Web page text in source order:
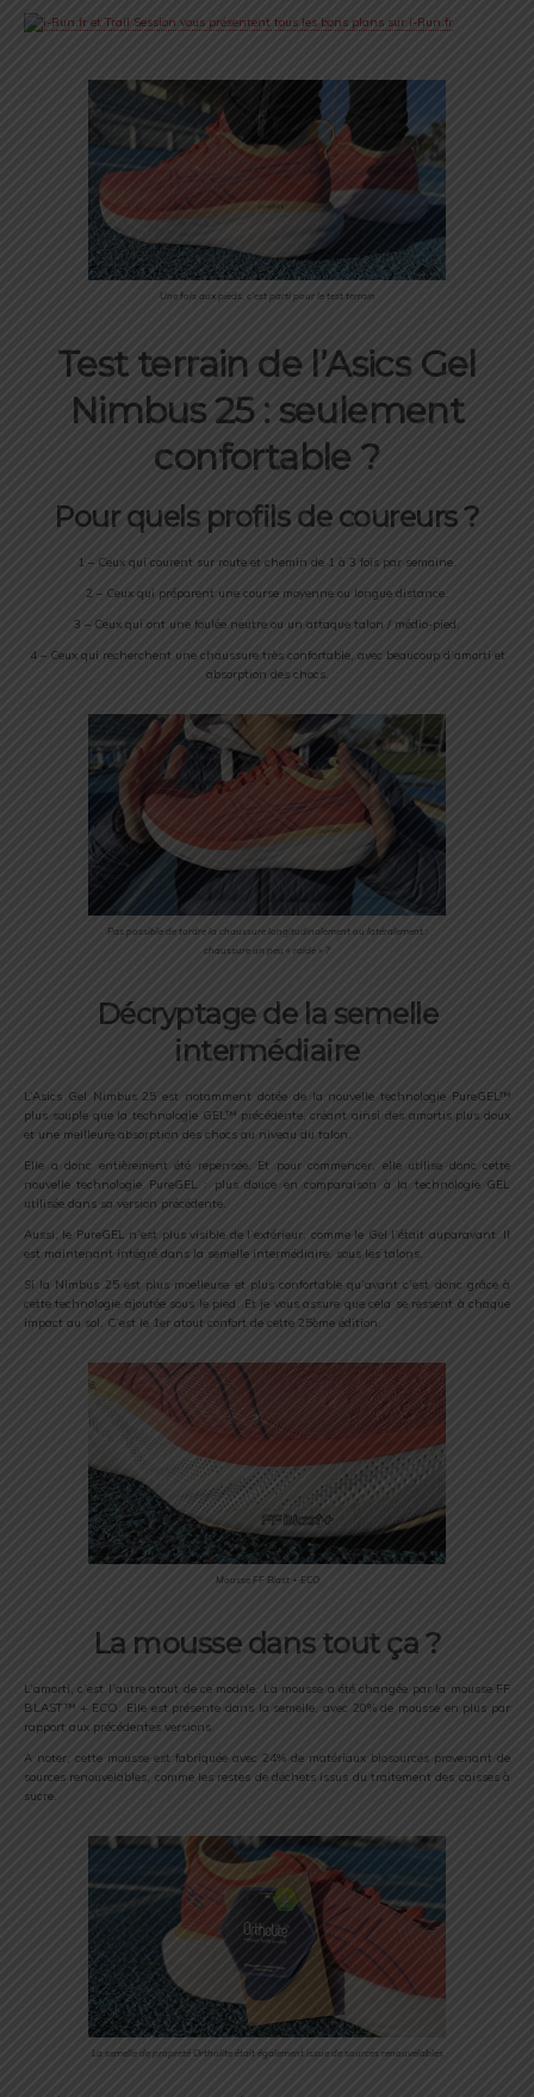
Une fois aux pieds, c’est parti pour le test terrain
Test terrain de l’Asics Gel
Nimbus 25 : seulement
confortable ?
Pour quels profils de coureurs ?
1 – Ceux qui courent sur route et chemin de 1 à 3 fois par semaine.
2 – Ceux qui préparent une course moyenne ou longue distance.
3 – Ceux qui ont une foulée neutre ou un attaque talon / médio-pied.
4 – Ceux qui recherchent une chaussure très confortable, avec beaucoup d’amorti et
absorption des chocs.
Pas possible de tordre la chaussure longitudinalement ou latéralement :
chaussure un peu « raide » ?
Décryptage de la semelle
intermédiaire
L’Asics Gel Nimbus 25 est notamment dotée de la nouvelle technologie PureGEL™
plus souple que la technologie GEL™ précédente, créant ainsi des amortis plus doux
et une meilleure absorption des chocs au niveau du talon.
Elle a donc entièrement été repensée. Et pour commencer, elle utilise donc cette
nouvelle technologie PureGEL : plus douce en comparaison à la technologie GEL
utilisée dans sa version précédente.
Aussi, le PureGEL n’est plus visible de l’extérieur, comme le Gel l’était auparavant. Il
est maintenant intégré dans la semelle intermédiaire, sous les talons.
Si la Nimbus 25 est plus moelleuse et plus confortable qu’avant c’est donc grâce à
cette technologie ajoutée sous le pied. Et je vous assure que cela se ressent à chaque
impact au sol. C’est le 1er atout confort de cette 25ème édition.
Mousse FF Blast + ECO
La mousse dans tout ça ?
L’amorti, c’est l’autre atout de ce modèle. La mousse a été changée par la mousse FF
BLAST™ + ECO. Elle est présente dans la semelle, avec 20% de mousse en plus par
rapport aux précédentes versions.
A noter, cette mousse est fabriquée avec 24% de matériaux biosourcés provenant de
sources renouvelables, comme les restes de déchets issus du traitement des caisses à
sucre.
La semelle de propreté Ortholite était également issue de sources renouvelables